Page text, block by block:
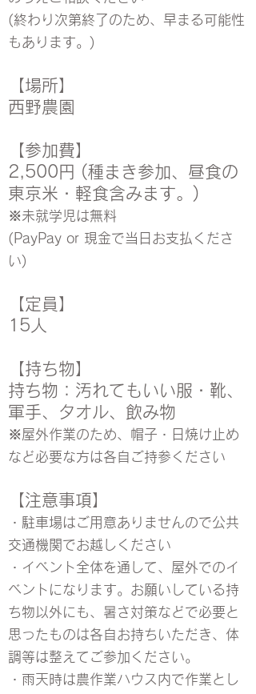
(終わり次第終了のため、早まる可能性
もあります。)
【場所】
西野農園
【参加費】
2,500円 (種まき参加、昼食の
東京米・軽食含みます。)
※未就学児は無料
(PayPay or 現金で当日お支払くださ
い)
【定員】
15人
【持ち物】
持ち物：汚れてもいい服・靴、
軍手、タオル、飲み物
※屋外作業のため、帽子・日焼け止め
など必要な方は各自ご持参ください
【注意事項】
・駐車場はご用意ありませんので公共
交通機関でお越しください
・イベント全体を通して、屋外でのイ
ベントになります。お願いしている持
ち物以外にも、暑さ対策などで必要と
思ったものは各自お持ちいただき、体
調等は整えてご参加ください。
・雨天時は農作業ハウス内で作業とし